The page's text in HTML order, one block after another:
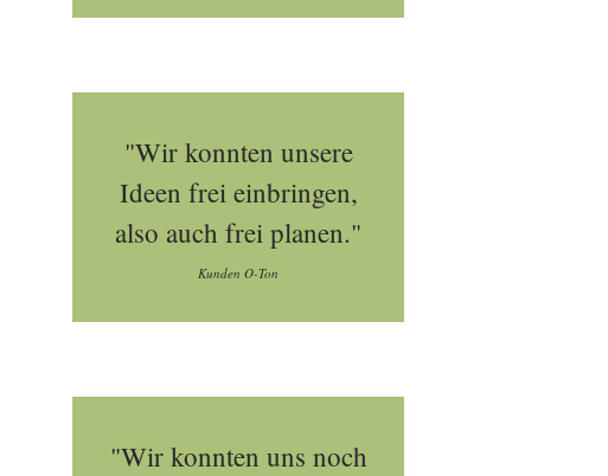
"Wir konnten unsere
Ideen frei einbringen,
also auch frei planen."
Kunden O-Ton
"Wir konnten uns noch